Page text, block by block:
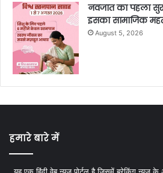
नवजात का पहला
इसका सामाजिक
August 5, 2026
हमारे बारे में